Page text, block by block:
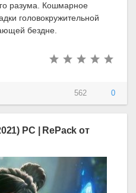
разума. Кошмарное
головокружительной
бездне.
562 0
PC | RePack от